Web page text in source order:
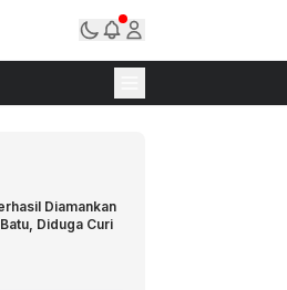
Diamankan
Diduga Curi